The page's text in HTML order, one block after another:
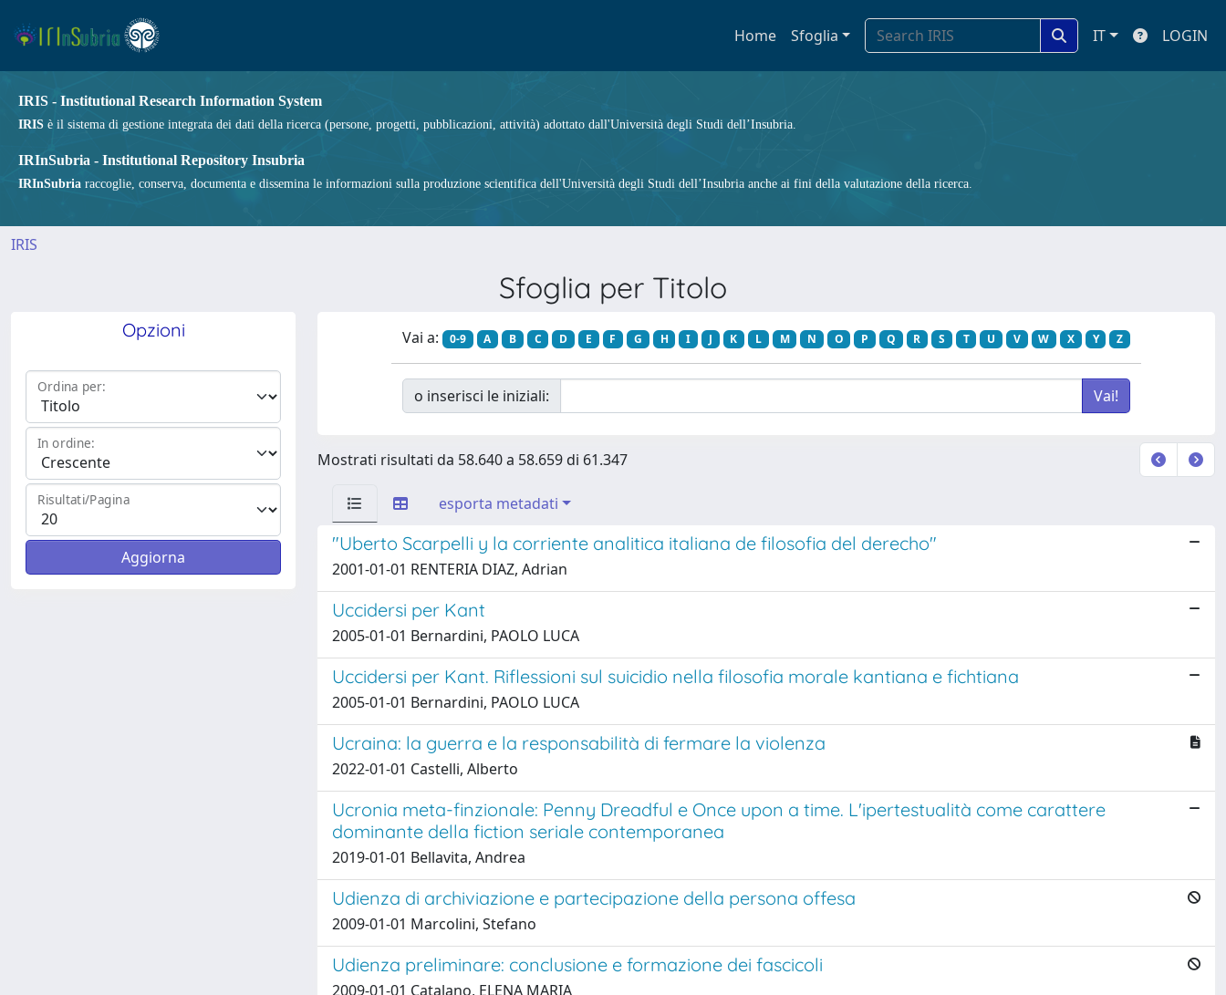
Home Sfoglia IT LOGIN
IRIS - Institutional Research Information System
IRIS è il sistema di gestione integrata dei dati della ricerca (persone, progetti, pubblicazioni, attività) adottato dall'Università degli Studi dell’Insubria.
IRInSubria - Institutional Repository Insubria
IRInSubria raccoglie, conserva, documenta e dissemina le informazioni sulla produzione scientifica dell'Università degli Studi dell’Insubria anche ai fini della valutazione della ricerca.
IRIS
Sfoglia per Titolo
Opzioni
Ordina per:
In ordine:
Risultati/Pagina
Vai a: 0-9 A B C D E F G H I J K L M N O P Q R S T U V W X Y Z
o inserisci le iniziali:
Mostrati risultati da 58.640 a 58.659 di 61.347
esporta metadati
"Uberto Scarpelli y la corriente analitica italiana de filosofia del derecho"
2001-01-01 RENTERIA DIAZ, Adrian
Uccidersi per Kant
2005-01-01 Bernardini, PAOLO LUCA
Uccidersi per Kant. Riflessioni sul suicidio nella filosofia morale kantiana e fichtiana
2005-01-01 Bernardini, PAOLO LUCA
Ucraina: la guerra e la responsabilità di fermare la violenza
2022-01-01 Castelli, Alberto
Ucronia meta-finzionale: Penny Dreadful e Once upon a time. L'ipertestualità come carattere
dominante della fiction seriale contemporanea
2019-01-01 Bellavita, Andrea
Udienza di archiviazione e partecipazione della persona offesa
2009-01-01 Marcolini, Stefano
Udienza preliminare: conclusione e formazione dei fascicoli
2009-01-01 Catalano, ELENA MARIA